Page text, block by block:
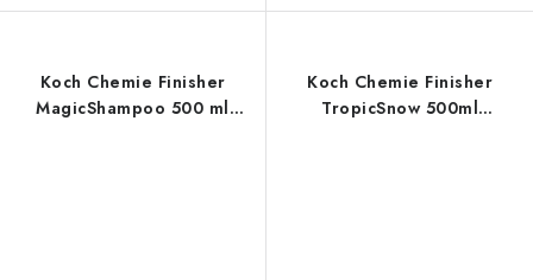
Koch Chemie Finisher
MagicShampoo 500 ml
Koch Chemie Finisher
TropicSnow 500ml